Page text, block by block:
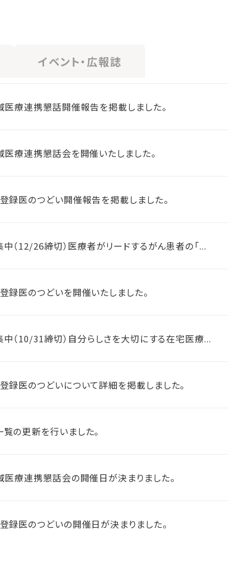
イベント・広報誌
療連携懇話開催報告を掲載しました。
療連携懇話会を開催いたしました。
録医のつどい開催報告を掲載しました。
（12/26締切）医療者がリードするがん患者の「...
録医のつどいを開催いたしました。
（10/31締切）自分らしさを大切にする在宅医療...
録医のつどいについて詳細を掲載しました。
の更新を行いました。
療連携懇話会の開催日が決まりました。
録医のつどいの開催日が決まりました。